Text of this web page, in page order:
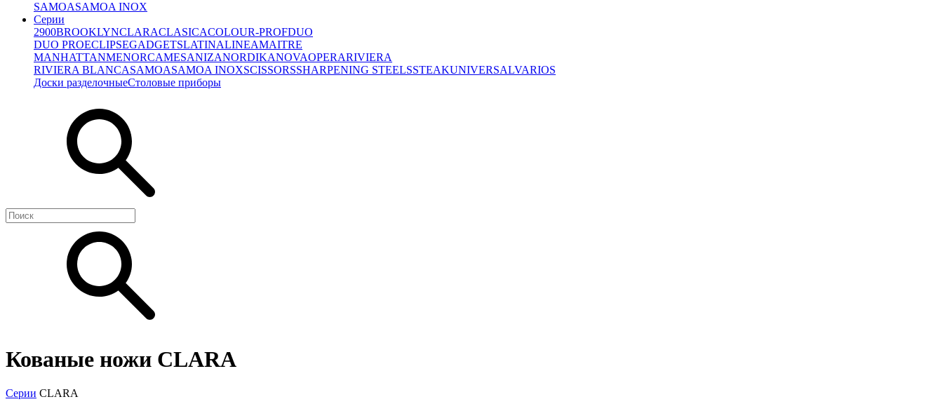
SAMOASAMOA INOX
Серии
2900BROOKLYNCLARACLASICACOLOUR-PROFDUO
DUO PROECLIPSEGADGETSLATINALINEAMAITRE
MANHATTANMENORCAMESANIZANORDIKANOVAOPERARIVIERA
RIVIERA BLANCASAMOASAMOA INOXSCISSORSSHARPENING STEELSSTEAKUNIVERSALVARIOS
Доски разделочныеСтоловые приборы
Кованые ножи CLARA
Серии CLARA